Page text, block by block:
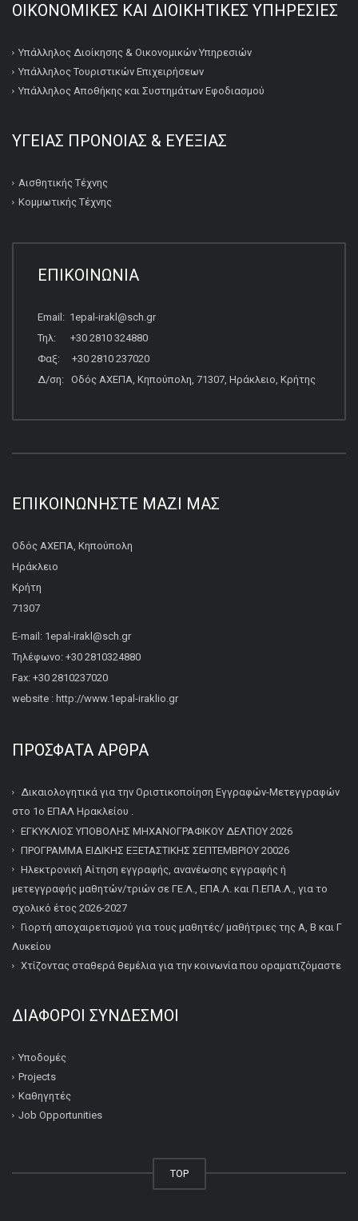
ΟΙΚΟΝΟΜΙΚΕΣ ΚΑΙ ΔΙΟΙΚΗΤΙΚΕΣ ΥΠΗΡΕΣΙΕΣ
Υπάλληλος Διοίκησης & Οικονομικών Υπηρεσιών
Υπάλληλος Τουριστικών Επιχειρήσεων
Υπάλληλος Αποθήκης και Συστημάτων Εφοδιασμού
ΥΓΕΙΑΣ ΠΡΟΝΟΙΑΣ & ΕΥΕΞΙΑΣ
Αισθητικής Τέχνης
Κομμωτικής Τέχνης
ΕΠΙΚΟΙΝΩΝΙΑ
Email: 1epal-irakl@sch.gr
Τηλ: +30 2810 324880
Φαξ: +30 2810 237020
Δ/ση: Οδός ΑΧΕΠΑ, Κηπούπολη, 71307, Ηράκλειο, Κρήτης
ΕΠΙΚΟΙΝΩΝΉΣΤΕ ΜΑΖΊ ΜΑΣ
Οδός ΑΧΕΠΑ, Κηπούπολη
Ηράκλειο
Κρήτη
71307
E-mail: 1epal-irakl@sch.gr
Τηλέφωνο: +30 2810324880
Fax: +30 2810237020
website : http://www.1epal-iraklio.gr
ΠΡΌΣΦΑΤΑ ΆΡΘΡΑ
Δικαιολογητικά για την Οριστικοποίηση Εγγραφών-Μετεγγραφών
στο 1ο ΕΠΑΛ Ηρακλείου .
ΕΓΚΥΚΛΙΟΣ ΥΠΟΒΟΛΗΣ ΜΗΧΑΝΟΓΡΑΦΙΚΟΥ ΔΕΛΤΙΟΥ 2026
ΠΡΟΓΡΑΜΜΑ ΕΙΔΙΚΗΣ ΕΞΕΤΑΣΤΙΚΗΣ ΣΕΠΤΕΜΒΡΙΟΥ 20026
Ηλεκτρονική Αίτηση εγγραφής, ανανέωσης εγγραφής ή
μετεγγραφής μαθητών/τριών σε ΓΕ.Λ., ΕΠΑ.Λ. και Π.ΕΠΑ.Λ., για το
σχολικό έτος 2026-2027
Γιορτή αποχαιρετισμού για τους μαθητές/ μαθήτριες της Α, Β και Γ
Λυκείου
Χτίζοντας σταθερά θεμέλια για την κοινωνία που οραματιζόμαστε
ΔΙΆΦΟΡΟΙ ΣΎΝΔΕΣΜΟΙ
Υποδομές
Projects
Καθηγητές
Job Opportunities
TOP